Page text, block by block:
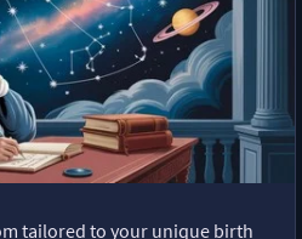
tailored to your unique birth